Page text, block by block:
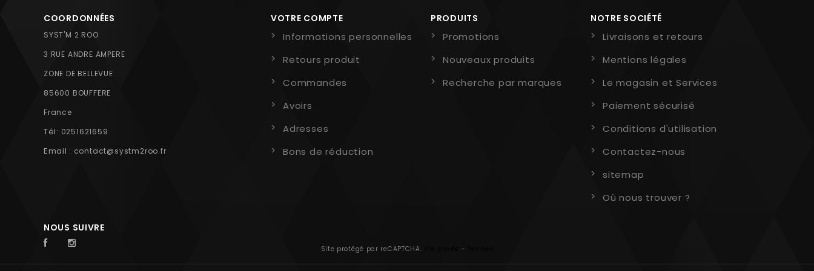
COORDONNÉES
SYST'M 2 ROO
3 RUE ANDRE AMPERE
ZONE DE BELLEVUE
85600 BOUFFERE
France
Tél: 0251621659
Email : contact@systm2roo.fr
VOTRE COMPTE
Informations personnelles
Retours produit
Commandes
Avoirs
Adresses
Bons de réduction
PRODUITS
Promotions
Nouveaux produits
Recherche par marques
NOTRE SOCIÉTÉ
Livraisons et retours
Mentions légales
Le magasin et Services
Paiement sécurisé
Conditions d'utilisation
Contactez-nous
sitemap
Où nous trouver ?
NOUS SUIVRE
Site protégé par reCAPTCHA. -